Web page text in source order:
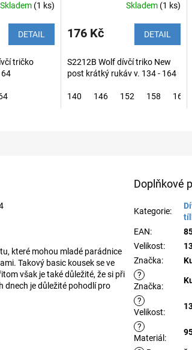
Skladem (1 ks)
DETAIL
tričko
Skladem (1 ks)
176 Kč DETAIL
S2212B Wolf dívčí triko New
post krátký rukáv v. 134 - 164
140 146 152 158 164
které mohou mladé parádnice
Takový basic kousek se ve
však je také důležité, že si při
dnech je důležité pohodlí pro
Doplňkové
Kategorie:
EAN:
Velikost:
Značka:
?
Značka:
?
Velikost:
?
Materiál :